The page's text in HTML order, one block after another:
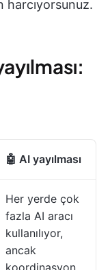
harcıyorsunuz.
🤖 AI yayılması
Her yerde çok
fazla AI aracı
kullanılıyor,
ancak
koordinasyon